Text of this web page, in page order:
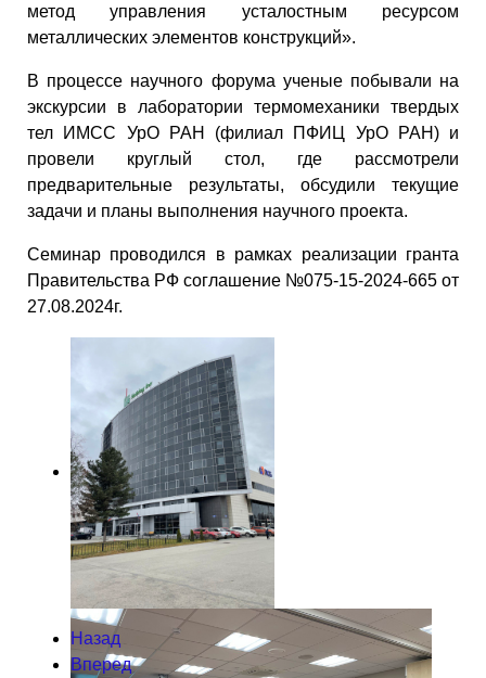
метод управления усталостным ресурсом
металлических элементов конструкций».
В процессе научного форума ученые побывали на
экскурсии в лаборатории термомеханики твердых
тел ИМСС УрО РАН (филиал ПФИЦ УрО РАН) и
провели круглый стол, где рассмотрели
предварительные результаты, обсудили текущие
задачи и планы выполнения научного проекта.
Семинар проводился в рамках реализации гранта
Правительства РФ соглашение №075-15-2024-665 от
27.08.2024г.
Назад
Вперед